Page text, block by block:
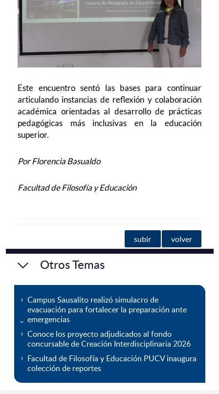
Este encuentro sentó las bases para continuar
articulando instancias de reflexión y colaboración
académica orientadas al desarrollo de prácticas
pedagógicas más inclusivas en la educación
superior.
Por Florencia Basualdo
Facultad de Filosofía y Educación
subir volver
Otros Temas
Campus Sausalito realizó simulacro de
evacuación para fortalecer la preparación ante
emergencias
Conoce los proyecto adjudicados al fondo
concursable de Creación Interdisciplinaria 2026
Facultad de Filosofía y Educación PUCV inaugura
colección de reportes